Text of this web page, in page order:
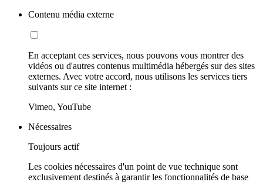
Contenu média externe
En acceptant ces services, nous pouvons vous montrer des
vidéos ou d'autres contenus multimédia hébergés sur des sites
externes. Avec votre accord, nous utilisons les services tiers
suivants sur ce site internet :
Vimeo, YouTube
Nécessaires
Toujours actif
Les cookies nécessaires d'un point de vue technique sont
exclusivement destinés à garantir les fonctionnalités de base